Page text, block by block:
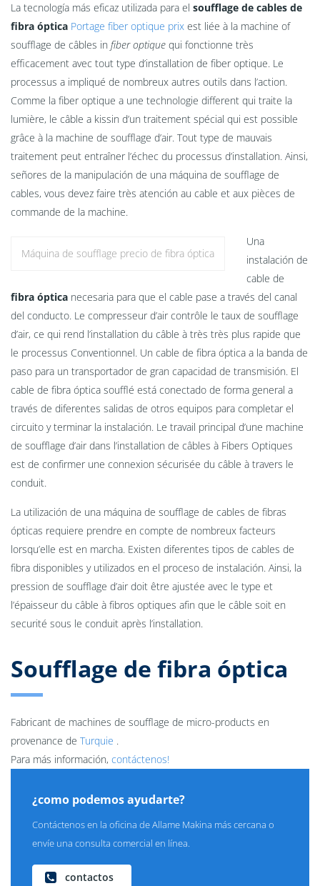
La tecnología más eficaz utilizada para el soufflage de cables de
fibra óptica Portage fiber optique prix est liée à la machine of
soufflage de câbles in fiber optique qui fonctionne très
efficacement avec tout type d’installation de fiber optique. Le
processus a impliqué de nombreux autres outils dans l’action.
Comme la fiber optique a une technologie different qui traite la
lumière, le câble a kissin d’un traitement spécial qui est possible
grâce à la machine de soufflage d’air. Tout type de mauvais
traitement peut entraîner l’échec du processus d’installation. Ainsi,
señores de la manipulación de una máquina de soufflage de
cables, vous devez faire très atención au cable et aux pièces de
commande de la machine.
Máquina de soufflage precio de fibra óptica
Una
instalación de
cable de
fibra óptica necesaria para que el cable pase a través del canal
del conducto. Le compresseur d’air contrôle le taux de soufflage
d’air, ce qui rend l’installation du câble à très très plus rapide que
le processus Conventionnel. Un cable de fibra óptica a la banda de
paso para un transportador de gran capacidad de transmisión. El
cable de fibra óptica soufflé está conectado de forma general a
través de diferentes salidas de otros equipos para completar el
circuito y terminar la instalación. Le travail principal d’une machine
de soufflage d’air dans l’installation de câbles à Fibers Optiques
est de confirmer une connexion sécurisée du câble à travers le
conduit.
La utilización de una máquina de soufflage de cables de fibras
ópticas requiere prendre en compte de nombreux facteurs
lorsqu’elle est en marcha. Existen diferentes tipos de cables de
fibra disponibles y utilizados en el proceso de instalación. Ainsi, la
pression de soufflage d’air doit être ajustée avec le type et
l’épaisseur du câble à fibros optiques afin que le câble soit en
securité sous le conduit après l’installation.
Soufflage de fibra óptica
Fabricant de machines de soufflage de micro-products en
provenance de Turquie .
Para más información, contáctenos!
¿como podemos ayudarte?
Contáctenos en la oficina de Allame Makina más cercana o
envíe una consulta comercial en línea.
contactos